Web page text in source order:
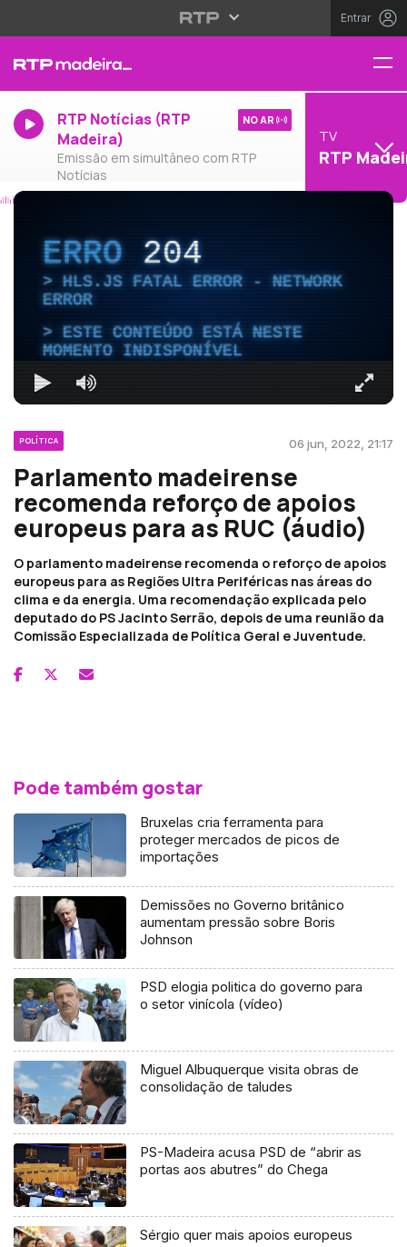
Entrar
RTP Notícias (RTP
Madeira)
Emissão em simultâneo com RTP
Notícias
NO AR
TV
RTP
ERRO204
HLS.JS FATAL ERROR - NETWORK
ERROR
ESTE CONTEÚDO ESTÁ NESTE
MOMENTO INDISPONÍVEL
POLÍTICA 06 jun, 2022, 21:17
Parlamento madeirense
recomenda reforço de apoios
europeus para as RUC (áudio)
O parlamento madeirense recomenda o reforço de apoios
europeus para as Regiões Ultra Periféricas nas áreas do
clima e da energia. Uma recomendação explicada pelo
deputado do PS Jacinto Serrão, depois de uma reunião da
Comissão Especializada de Política Geral e Juventude.
Pode também gostar
Bruxelas cria ferramenta para
proteger mercados de picos de
importações
Demissões no Governo britânico
aumentam pressão sobre Boris
Johnson
PSD elogia politica do governo para
o setor vinícola (vídeo)
Miguel Albuquerque visita obras de
consolidação de taludes
PS-Madeira acusa PSD de “abrir as
portas aos abutres” do Chega
Sérgio quer mais apoios europeus